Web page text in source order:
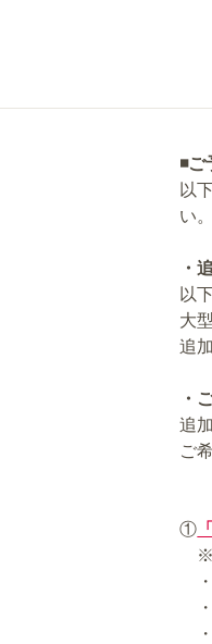
◾️
以
い。
・
以
大
追
・
追
ご
①
※
・
・
・